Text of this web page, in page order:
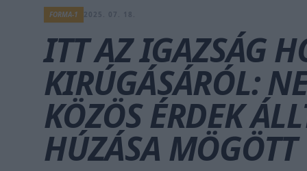
FORMA-1
ITT AZ IGAZSÁG
KIRÚGÁSÁRÓL:
KÖZÖS ÉRDEK
HÚZÁSA MÖGÖTT